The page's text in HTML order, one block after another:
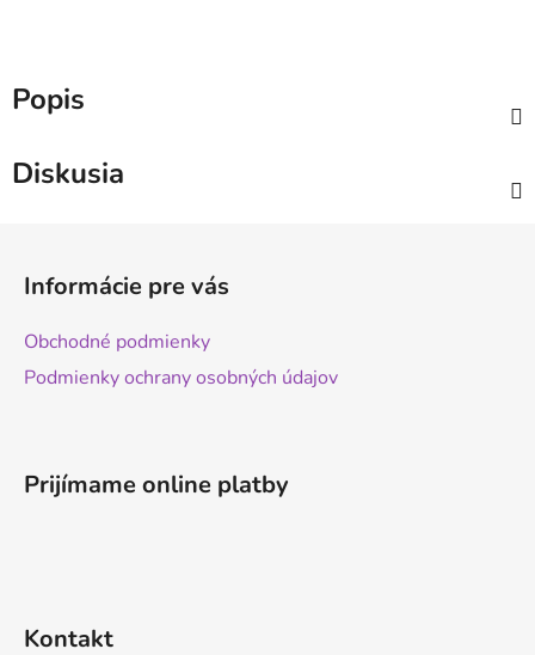
Popis
Diskusia
Informácie pre vás
Obchodné podmienky
Podmienky ochrany osobných údajov
Prijímame online platby
Kontakt